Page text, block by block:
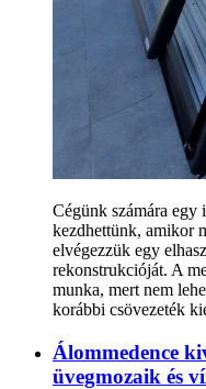
Cégünk számára egy
kezdhettünk, amikor
elvégezzük egy
rekonstrukcióját. A
munka, mert nem
korábbi csövezeték
Álommedence
üvegmozaik és